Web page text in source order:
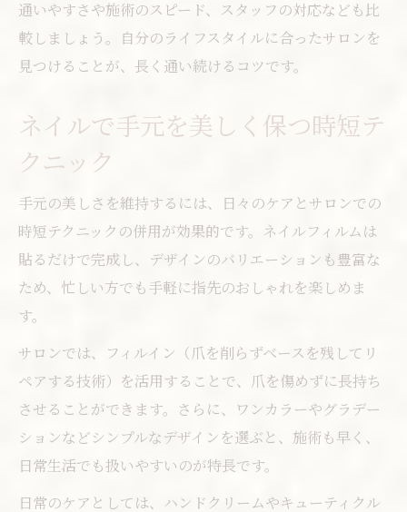
通いやすさや施術のスピード、スタッフの対応なども比
較しましょう。自分のライフスタイルに合ったサロンを
見つけることが、長く通い続けるコツです。
ネイルで手元を美しく保つ時短テ
クニック
手元の美しさを維持するには、日々のケアとサロンでの
時短テクニックの併用が効果的です。ネイルフィルムは
貼るだけで完成し、デザインのバリエーションも豊富な
ため、忙しい方でも手軽に指先のおしゃれを楽しめま
す。
サロンでは、フィルイン（爪を削らずベースを残してリ
ペアする技術）を活用することで、爪を傷めずに長持ち
させることができます。さらに、ワンカラーやグラデー
ションなどシンプルなデザインを選ぶと、施術も早く、
日常生活でも扱いやすいのが特長です。
日常のケアとしては、ハンドクリームやキューティクル